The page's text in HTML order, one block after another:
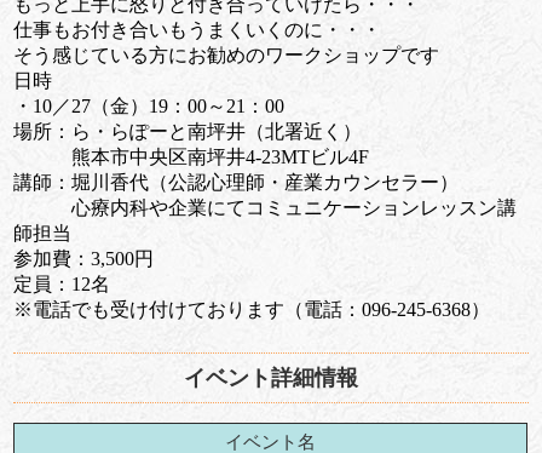
もっと上手に怒りと付き合っていけたら・・・
仕事もお付き合いもうまくいくのに・・・
そう感じている方にお勧めのワークショップです
日時
・10／27（金）19：00～21：00
場所：ら・らぽーと南坪井（北署近く）
熊本市中央区南坪井4-23MTビル4F
講師：堀川香代（公認心理師・産業カウンセラー）
心療内科や企業にてコミュニケーションレッスン講
師担当
参加費：3,500円
定員：12名
※電話でも受け付けております（電話：096-245-6368）
イベント詳細情報
イベント名